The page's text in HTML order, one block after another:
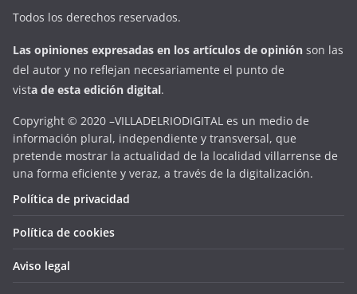
Todos los derechos reservados.
Las opiniones expresadas en los artículos de opinión son las
del autor y no reflejan necesariamente el punto de
vista de esta edición digital.
Copyright © 2020 –VILLADELRIODIGITAL es un medio de
información plural, independiente y transversal, que
pretende mostrar la actualidad de la localidad villarrense de
una forma eficiente y veraz, a través de la digitalización.
Política de privacidad
Política de cookies
Aviso legal